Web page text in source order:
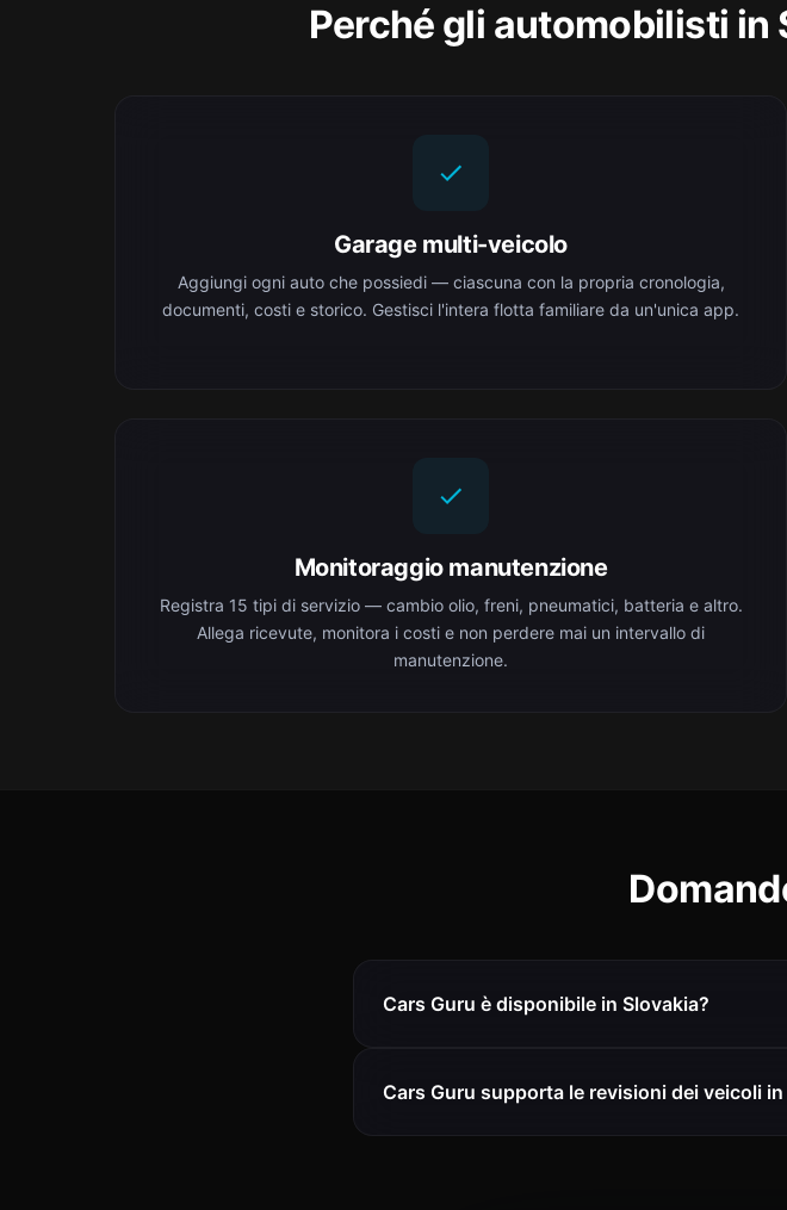
Perché gli automobilisti in
Garage multi-veicolo
Aggiungi ogni auto che possiedi — ciascuna con la propria cronologia,
documenti, costi e storico. Gestisci l'intera flotta familiare da un'unica app.
Monitoraggio manutenzione
Registra 15 tipi di servizio — cambio olio, freni, pneumatici, batteria e altro.
Allega ricevute, monitora i costi e non perdere mai un intervallo di
manutenzione.
Cars Guru è disponibile in Slovakia?
Cars Guru supporta le revisioni dei veicoli in